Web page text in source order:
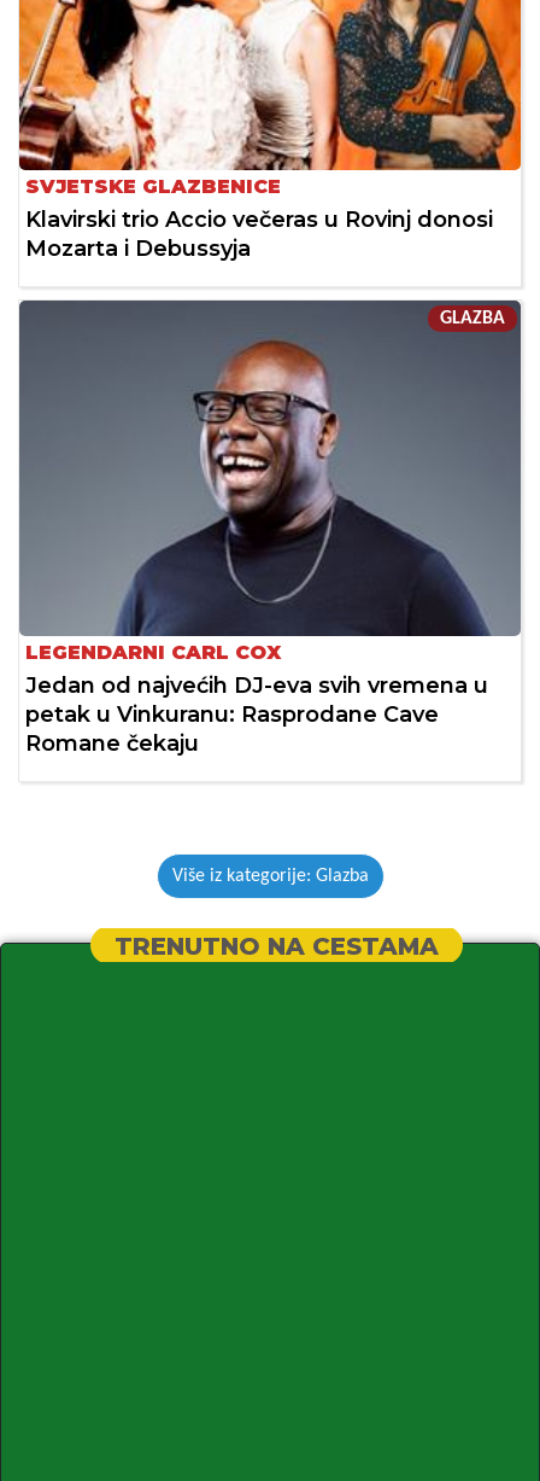
SVJETSKE GLAZBENICE
Klavirski trio Accio večeras u Rovinj donosi
Mozarta i Debussyja
GLAZBA
LEGENDARNI CARL COX
Jedan od najvećih DJ-eva svih vremena u
petak u Vinkuranu: Rasprodane Cave
Romane čekaju
Više iz kategorije: Glazba
TRENUTNO NA CESTAMA